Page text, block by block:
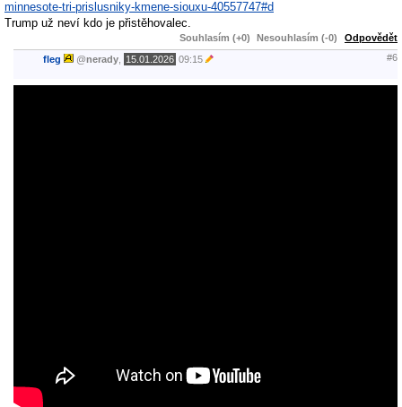
minnesote-tri-prislusniky-kmene-siouxu-40557747#d
Trump už neví kdo je přistěhovalec.
Souhlasím (+0) Nesouhlasím (-0) Odpovědět
fleg @nerady 15.01.2026 09:15 #6